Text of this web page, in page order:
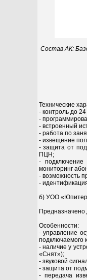
Состав АК:
Технические
- контроль до
-
- встроенный
- работа по
- извещение
- защита от
ПЦН;
- подключение
мониторинг
- возможность
-
б) УОО
Предназначено
Особенности:
- управление
подключаемого
- наличие у
«Снят»);
- звуковой
- защита от
- передача